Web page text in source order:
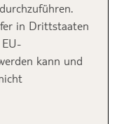
–
in Drittstaaten
kann und